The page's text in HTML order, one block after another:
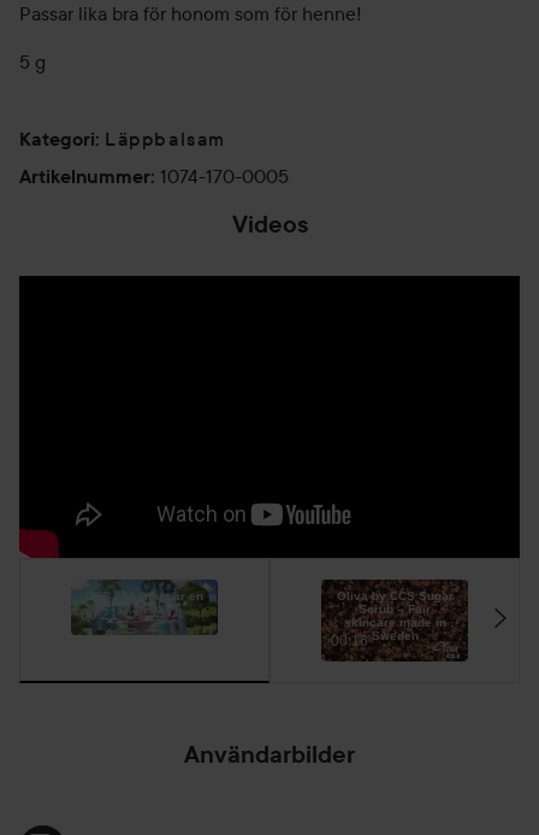
Passar lika bra för honom som för henne!
5 g
Kategori: Läppbalsam
Artikelnummer: 1074-170-0005
Videos
CCS - Skönhet är en
känsla
00:21
Oliva by CCS Sugar
Scrub – Fair
skincare made in
Sweden
00:16
Användarbilder